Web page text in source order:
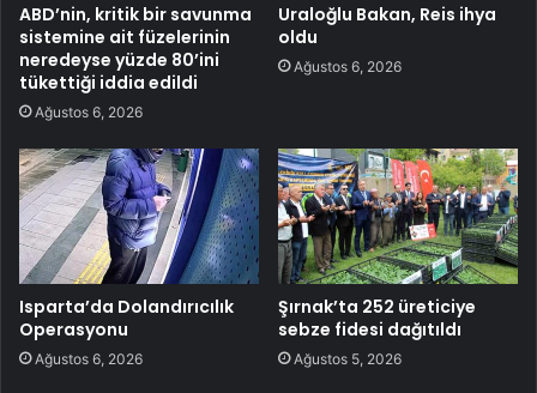
ABD’nin, kritik bir savunma
sistemine ait füzelerinin
neredeyse yüzde 80’ini
tükettiği iddia edildi
Ağustos 6, 2026
Uraloğlu Bakan, Reis ihya
oldu
Ağustos 6, 2026
Isparta’da Dolandırıcılık
Operasyonu
Ağustos 6, 2026
Şırnak’ta 252 üreticiye
sebze fidesi dağıtıldı
Ağustos 5, 2026